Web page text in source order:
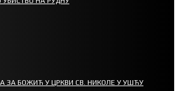
ЗА БОЖИЋ У ЦРКВИ СВ. НИКОЛЕ У УШЋУ